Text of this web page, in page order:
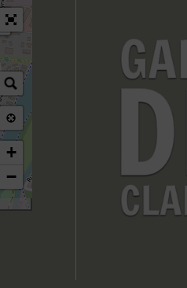
+
−